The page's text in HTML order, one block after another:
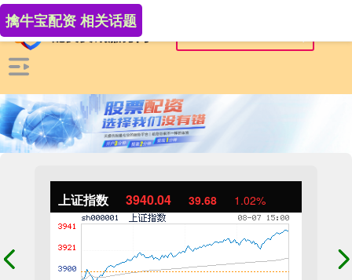
上证指数 3940.04 39.68 1.02%
擒牛宝配资 相关话题